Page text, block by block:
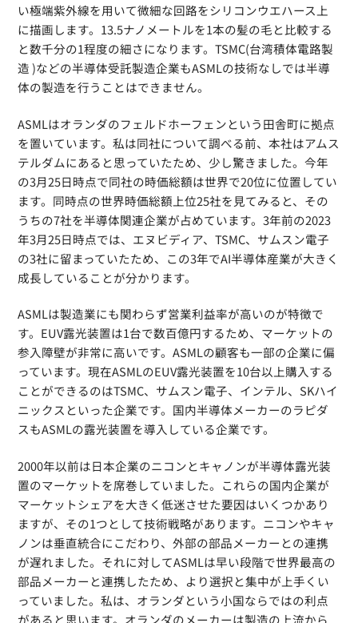
い極端紫外線を用いて微細な回路をシリコンウエハース上
に描画します。13.5ナノメートルを1本の髪の毛と比較する
と数千分の1程度の細さになります。TSMC(台湾積体電路製
造 )などの半導体受託製造企業もASMLの技術なしでは半導
体の製造を行うことはできません。
ASMLはオランダのフェルドホーフェンという田舎町に拠点
を置いています。私は同社について調べる前、本社はアムス
テルダムにあると思っていたため、少し驚きました。今年
の3月25日時点で同社の時価総額は世界で20位に位置してい
ます。同時点の世界時価総額上位25社を見てみると、その
うちの7社を半導体関連企業が占めています。3年前の2023
年3月25日時点では、エヌビディア、TSMC、サムスン電子
の3社に留まっていたため、この3年でAI半導体産業が大きく
成長していることが分かります。
ASMLは製造業にも関わらず営業利益率が高いのが特徴で
す。EUV露光装置は1台で数百億円するため、マーケットの
参入障壁が非常に高いです。ASMLの顧客も一部の企業に偏
っています。現在ASMLのEUV露光装置を10台以上購入する
ことができるのはTSMC、サムスン電子、インテル、SKハイ
ニックスといった企業です。国内半導体メーカーのラピダ
スもASMLの露光装置を導入している企業です。
2000年以前は日本企業のニコンとキャノンが半導体露光装
置のマーケットを席巻していました。これらの国内企業が
マーケットシェアを大きく低迷させた要因はいくつかあり
ますが、その1つとして技術戦略があります。ニコンやキャ
ノンは垂直統合にこだわり、外部の部品メーカーとの連携
が遅れました。それに対してASMLは早い段階で世界最高の
部品メーカーと連携したため、より選択と集中が上手くい
っていました。私は、オランダという小国ならではの利点
があると思います。オランダのメーカーは製造の上流から